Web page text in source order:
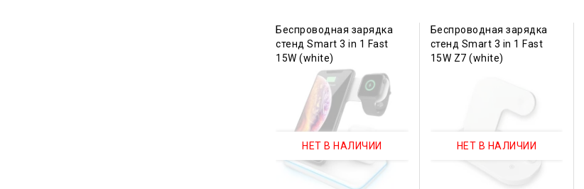
Беспроводная зарядка
стенд Smart 3 in 1 Fast
15W (white)
НЕТ В НАЛИЧИИ
Беспроводная зарядка
стенд Smart 3 in 1 Fast
15W Z7 (white)
НЕТ В НАЛИЧИИ